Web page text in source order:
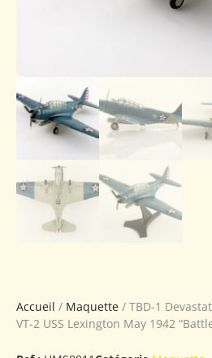
Accueil / Maquette / TBD-1
VT-2 USS Lexington May 1942